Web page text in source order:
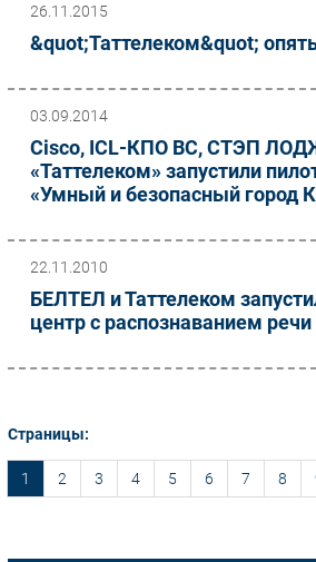
26.11.2015
&quot;Таттелеком&quot;
03.09.2014
Cisco, ICL-КПО ВС, СТЭП
«Таттелеком» запустили
«Умный и безопасный город
22.11.2010
БЕЛТЕЛ и Таттелеком
центр с распознаванием речи
Страницы:
1 2 3 4 5 6 7 8